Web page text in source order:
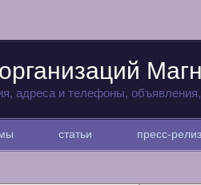
адреса и телефоны,
статьи пресс-